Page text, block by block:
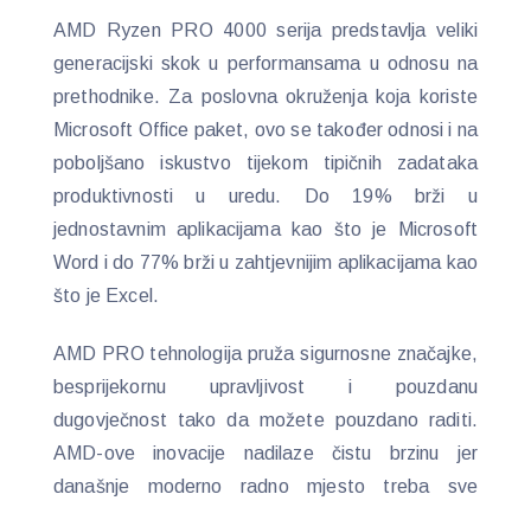
AMD Ryzen PRO 4000 serija predstavlja veliki
generacijski skok u performansama u odnosu na
prethodnike. Za poslovna okruženja koja koriste
Microsoft Office paket, ovo se također odnosi i na
poboljšano iskustvo tijekom tipičnih zadataka
produktivnosti u uredu. Do 19% brži u
jednostavnim aplikacijama kao što je Microsoft
Word i do 77% brži u zahtjevnijim aplikacijama kao
što je Excel.
AMD PRO tehnologija pruža sigurnosne značajke,
besprijekornu upravljivost i pouzdanu
dugovječnost tako da možete pouzdano raditi.
AMD-ove inovacije nadilaze čistu brzinu jer
današnje moderno radno mjesto treba sve